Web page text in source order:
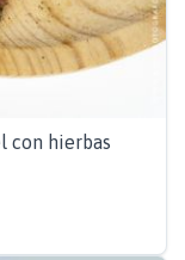
con hierbas